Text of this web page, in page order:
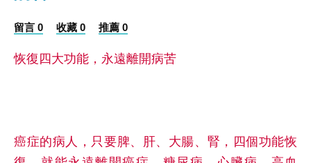
留言 0 收藏 0 推薦 0
恢復四大功能，永遠離開病苦
癌症的病人，只要脾、肝、大腸、腎，四個功能恢